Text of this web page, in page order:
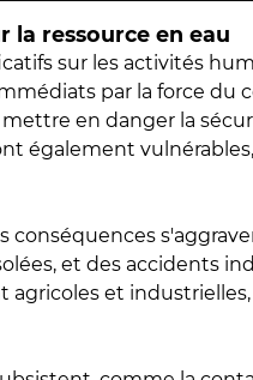
la ressource en eau
sur les activités
par la force du
en danger la
également
conséquences
et des accidents
et